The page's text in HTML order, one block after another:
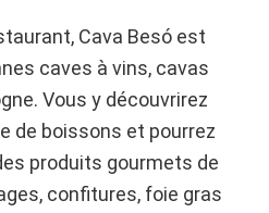
Cava Besó est
caves à vins, cavas
Vous y découvrirez
de boissons et pourrez
produits gourmets de
confitures, foie gras